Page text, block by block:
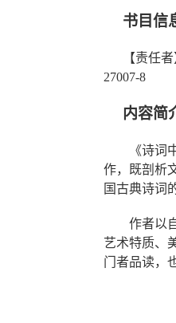
书目信
【责任者
27007-8
内容简
《诗词
作，既剖析
国古典诗词
作者以
艺术特质、
门者品读，